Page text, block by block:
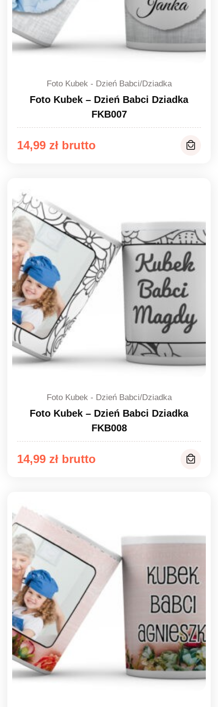
Foto Kubek - Dzień Babci/Dziadka
Foto Kubek – Dzień Babci Dziadka
FKB007
14,99 zł
Foto Kubek - Dzień Babci/Dziadka
Foto Kubek – Dzień Babci Dziadka
FKB008
14,99 zł